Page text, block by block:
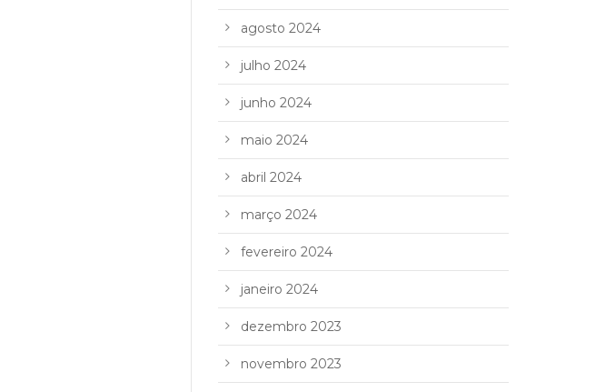
agosto 2024
julho 2024
junho 2024
maio 2024
abril 2024
março 2024
fevereiro 2024
janeiro 2024
dezembro 2023
novembro 2023